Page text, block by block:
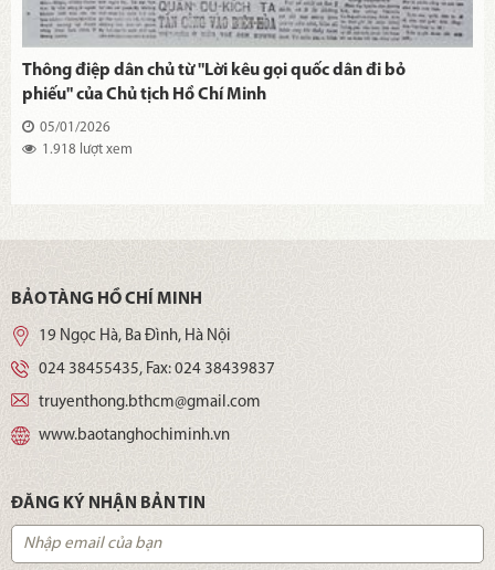
Thông điệp dân chủ từ "Lời kêu gọi quốc dân đi bỏ
phiếu" của Chủ tịch Hồ Chí Minh
05/01/2026
1.918 lượt xem
BẢO TÀNG HỒ CHÍ MINH
19 Ngọc Hà, Ba Đình, Hà Nội
024 38455435, Fax: 024 38439837
truyenthong.bthcm@gmail.com
www.baotanghochiminh.vn
ĐĂNG KÝ NHẬN BẢN TIN